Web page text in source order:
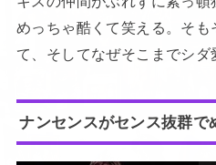
めっちゃ酷くて笑える。そも
て、そしてなぜそこまでシダ
ナンセンスがセンス抜群で